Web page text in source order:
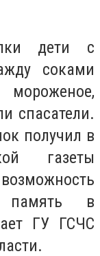
дети с
соками
спасатели.
получил в
газеты
память в
ГУ ГСЧС